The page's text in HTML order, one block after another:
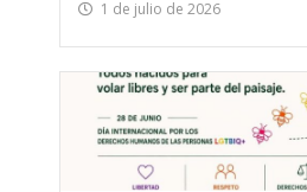
1 de julio de 2026